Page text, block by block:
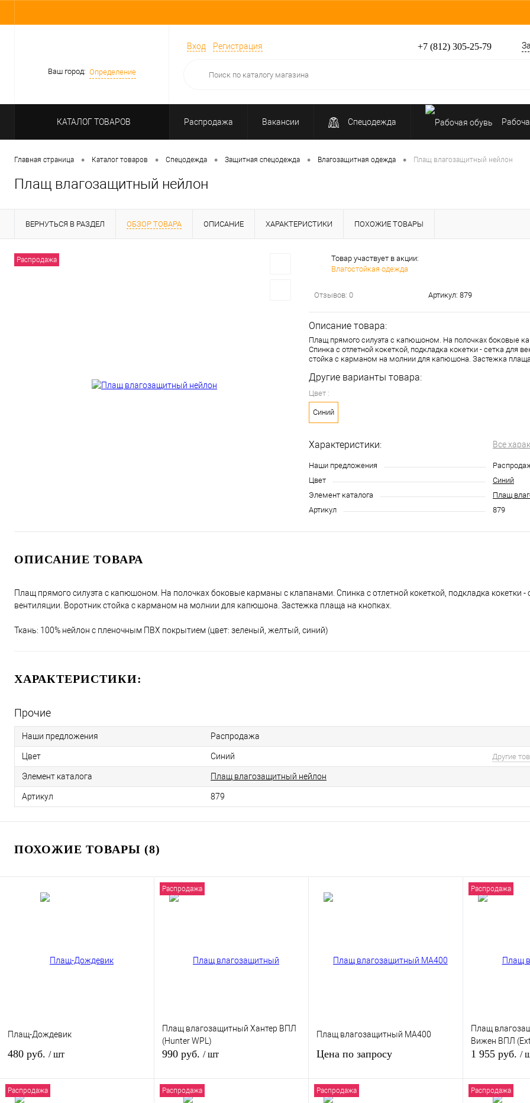
Ваш город: Определение
Вход Регистрация +7 (812) 305-25-79
КАТАЛОГ ТОВАРОВ Распродажа Вакансии Спецодежда
Средства индивидуальной защиты
Главная страница • Каталог товаров • Спецодежда • Защитная спецодежда • Влагозащитная одежда • Плащ влагозащитный нейлон
Плащ влагозащитный нейлон
ВЕРНУТЬСЯ В РАЗДЕЛ ОБЗОР ТОВАРА ОПИСАНИЕ ХАРАКТЕРИСТИКИ ПОХОЖИЕ ТОВАРЫ
Распродажа
Товар участвует в акции:
Влагостойкая одежда
Отзывов: 0 Артикул: 879
Описание товара:
Плащ прямого силуэта с капюшоном. На полочках боковые
Спинка с отлетной кокеткой, подкладка кокетки - сетка для
стойка с карманом на молнии для капюшона. Застежка
Другие варианты товара:
Цвет :
Синий
Характеристики: Все
Наши предложения
Цвет
Синий
Элемент каталога
Плащ
Артикул
879
ОПИСАНИЕ ТОВАРА
Плащ прямого силуэта с капюшоном. На полочках боковые карманы с клапанами. Спинка с отлетной кокеткой, подкладка кокетки -
вентиляции. Воротник стойка с карманом на молнии для капюшона. Застежка плаща на кнопках.
Ткань: 100% нейлон с пленочным ПВХ покрытием (цвет: зеленый, желтый, синий)
ХАРАКТЕРИСТИКИ:
Прочие
Наши предложения Распродажа
Цвет Синий Другие
Элемент каталога Плащ влагозащитный нейлон
Артикул 879
ПОХОЖИЕ ТОВАРЫ (8)
Плащ-Дождевик
480 руб. / шт
Распродажа
Плащ влагозащитный Хантер ВПЛ
(Hunter WPL)
990 руб. / шт
Плащ влагозащитный MA400
Цена по запросу
Запросить цену
Распродажа
Плащ
Вижен ВПЛ
1 955 руб. /
Распродажа Распродажа Распродажа Распродажа